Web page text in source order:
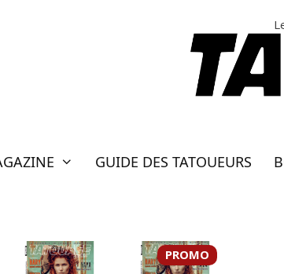
GUIDE DES TATOUEURS
PROMO